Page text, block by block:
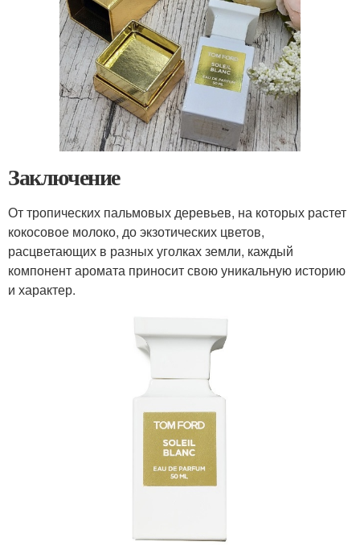
Заключение
От тропических пальмовых деревьев, на которых растет
кокосовое молоко, до экзотических цветов,
расцветающих в разных уголках земли, каждый
компонент аромата приносит свою уникальную историю
и характер.